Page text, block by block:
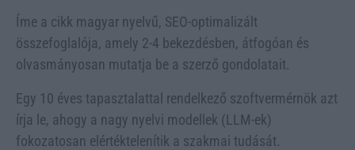
Íme a cikk magyar nyelvű, SEO-optimalizált
összefoglalója, amely 2-4 bekezdésben, átfogóan és
olvasmányosan mutatja be a szerző gondolatait.
Egy 10 éves tapasztalattal rendelkező szoftvermérnök azt
írja le, ahogy a nagy nyelvi modellek (LLM-ek)
fokozatosan elértéktelenítik a szakmai tudását.